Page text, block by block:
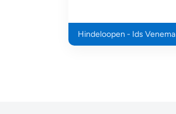
Hindeloopen - Ids Venema